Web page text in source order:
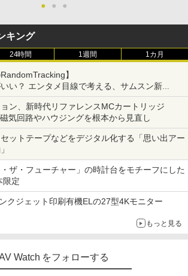
● ● ●
キング
24時間 1週間 1カ月
】
い？ エンタメ目線で考える、サムスン新
」
ン、新時代リファレンスMCカートリッジ
磁気回路やハウジングを根本から見直し
ットテープなどをデジタル化する「思い出アー
・ザ・フューチャー」の時計台をモチーフにした
限定
クジェット印刷有機ELの27型4Kモニター
もっと見る
Watch をフォローする